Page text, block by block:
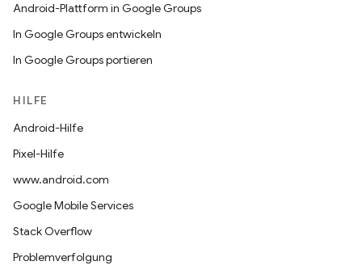
Android-Plattform in Google Groups
In Google Groups entwickeln
In Google Groups portieren
HILFE
Android-Hilfe
Pixel-Hilfe
www.android.com
Google Mobile Services
Stack Overflow
Problemverfolgung